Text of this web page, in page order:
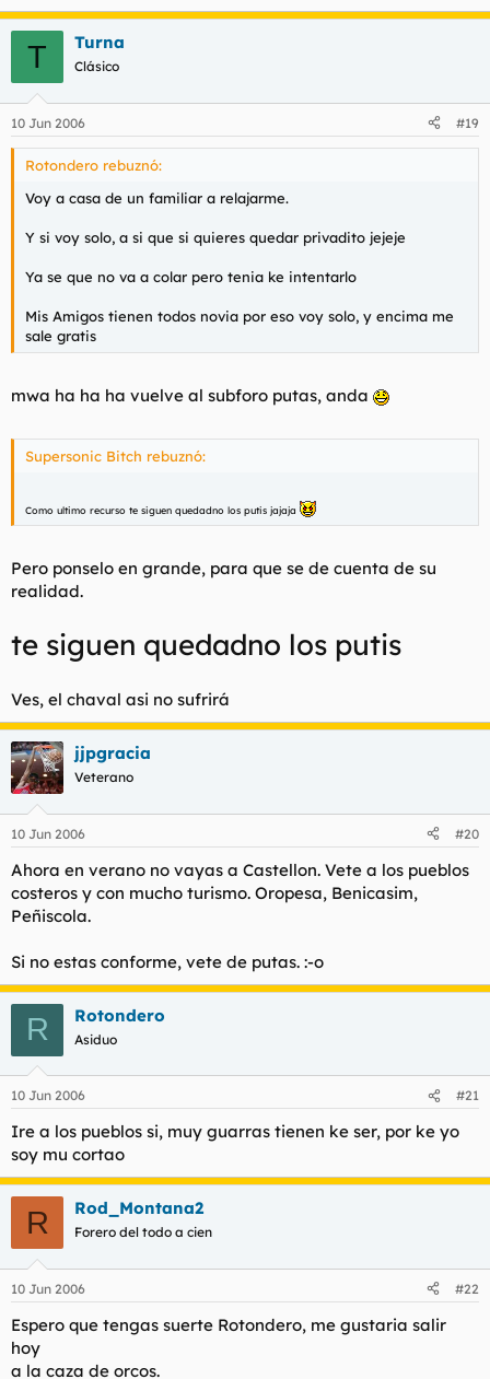
T Turna
Clásico
10 Jun 2006 #19
Rotondero rebuznó:
Voy a casa de un familiar a relajarme.
Y si voy solo, a si que si quieres quedar privadito jejeje
Ya se que no va a colar pero tenia ke intentarlo
Mis Amigos tienen todos novia por eso voy solo, y encima me
sale gratis
mwa ha ha ha vuelve al subforo putas, anda
Supersonic Bitch rebuznó:
Como ultimo recurso te siguen quedadno los putis jajaja
Pero ponselo en grande, para que se de cuenta de su
realidad.
te siguen quedadno los putis
Ves, el chaval asi no sufrirá
jjpgracia
Veterano
10 Jun 2006 #20
Ahora en verano no vayas a Castellon. Vete a los pueblos
costeros y con mucho turismo. Oropesa, Benicasim,
Peñiscola.
Si no estas conforme, vete de putas. :-o
R Rotondero
Asiduo
10 Jun 2006 #21
Ire a los pueblos si, muy guarras tienen ke ser, por ke yo
soy mu cortao
R Rod_Montana2
Forero del todo a cien
10 Jun 2006 #22
Espero que tengas suerte Rotondero, me gustaria salir
hoy
a la caza de orcos.